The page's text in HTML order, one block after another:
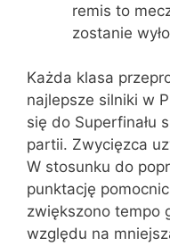
remis to
zostanie
Każda klasa
najlepsze silniki w
się do Superfinału
partii. Zwycięzca
W stosunku do
punktację
zwiększono tempo
względu na